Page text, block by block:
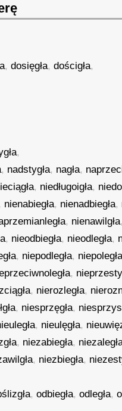
,dosięgła,dościgła,
,
, nadstygła, nagła,
, niedługoigła,
nienabiegła, nienadbiegła,
, nienawilgła,
, nieodbiegła, nieodległa,
, niepodległa,
,
, nierozległa,
, niesprzęgła,
, nieulęgła,
, niezabiegła,
, niezbiegła,
,odbiegła,odległa,